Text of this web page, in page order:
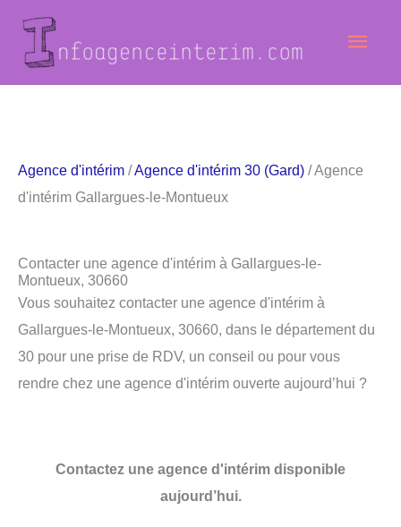
contenu
Agence d'intérim /Agence d'intérim 30 (Gard) / Agence
d'intérim Gallargues-le-Montueux
Contacter une agence d'intérim à Gallargues-le-
Montueux, 30660
Vous souhaitez contacter une agence d'intérim à
Gallargues-le-Montueux, 30660, dans le département du
30 pour une prise de RDV, un conseil ou pour vous
rendre chez une agence d'intérim ouverte aujourd’hui ?
Contactez une agence d'intérim disponible
aujourd’hui.